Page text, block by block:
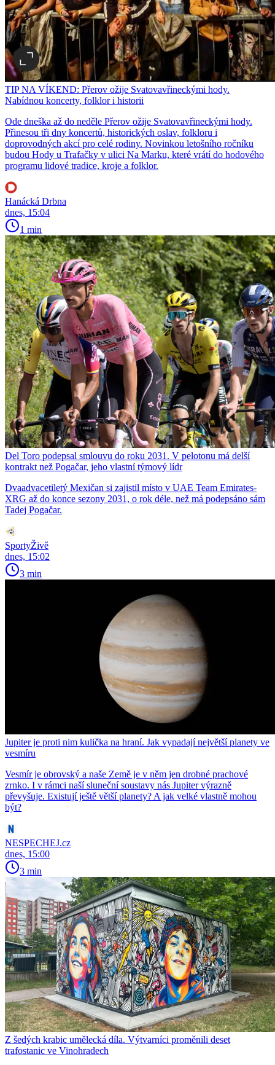
TIP NA VÍKEND: Přerov ožije Svatovavřineckými hody.
Nabídnou koncerty, folklor i historii
Ode dneška až do neděle Přerov ožije Svatovavřineckými hody.
Přinesou tři dny koncertů, historických oslav, folkloru i
doprovodných akcí pro celé rodiny. Novinkou letošního ročníku
budou Hody u Trafačky v ulici Na Marku, které vrátí do hodového
programu lidové tradice, kroje a folklor.
Hanácká Drbna
dnes, 15:04
1 min
Del Toro podepsal smlouvu do roku 2031. V pelotonu má delší
kontrakt než Pogačar, jeho vlastní týmový lídr
Dvaadvacetiletý Mexičan si zajistil místo v UAE Team Emirates-
XRG až do konce sezony 2031, o rok déle, než má podepsáno sám
Tadej Pogačar.
SportyŽivě
dnes, 15:02
3 min
Jupiter je proti nim kulička na hraní. Jak vypadají největší planety ve
vesmíru
Vesmír je obrovský a naše Země je v něm jen drobné prachové
zrnko. I v rámci naší sluneční soustavy nás Jupiter výrazně
převyšuje. Existují ještě větší planety? A jak velké vlastně mohou
být?
NESPECHEJ.cz
dnes, 15:00
3 min
Z šedých krabic umělecká díla. Výtvarníci proměnili deset
trafostanic ve Vinohradech